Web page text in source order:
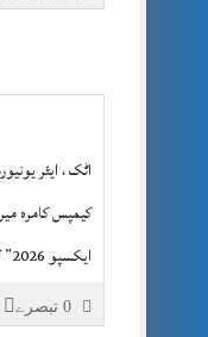
اٹک ، ایئر
کیمپس کامرہ
ایکسپو 2026” کا کامیاب انعقاد کیا گیا